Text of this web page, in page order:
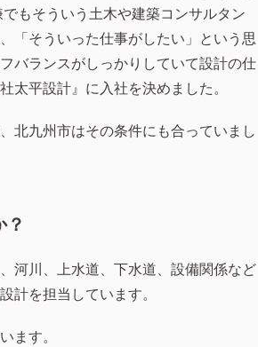
もそういう土木や建築コンサルタン
「そういった仕事がしたい」という思
バランスがしっかりしていて設計の仕
太平設計』に入社を決めました。
北九州市はその条件にも合っていまし
河川、上水道、下水道、設備関係など
計を担当しています。
ます。